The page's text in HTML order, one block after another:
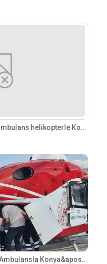
78 yaşındaki onkoloji hastası ambulans helikopterle Konya&apos;ya sevk edildi
78 Yaşındaki Hasta Helikopter Ambulansla Konya&apos;ya Sevk Edildi